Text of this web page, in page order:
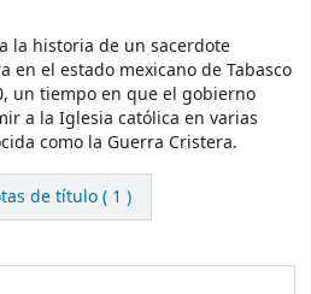
la historia de un sacerdote
en el estado mexicano de Tabasco
un tiempo en que el gobierno
a la Iglesia católica en varias
como la Guerra Cristera.
de título ( 1 )